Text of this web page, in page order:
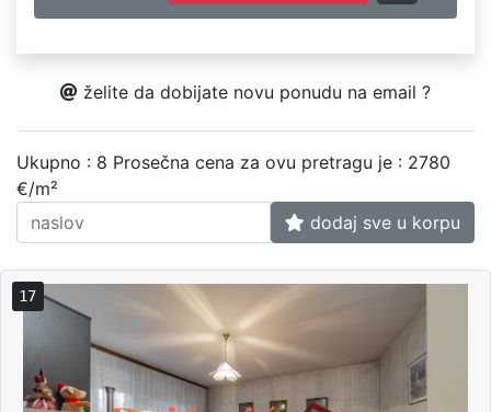
želite da dobijate novu ponudu na email ?
Ukupno : 8 Prosečna cena za ovu pretragu je : 2780
€/m²
dodaj sve u korpu
17